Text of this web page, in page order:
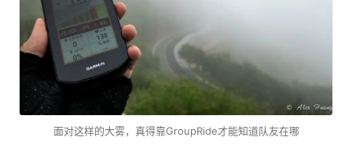
面对这样的大雾，真得靠GroupRide才能知道队友在哪